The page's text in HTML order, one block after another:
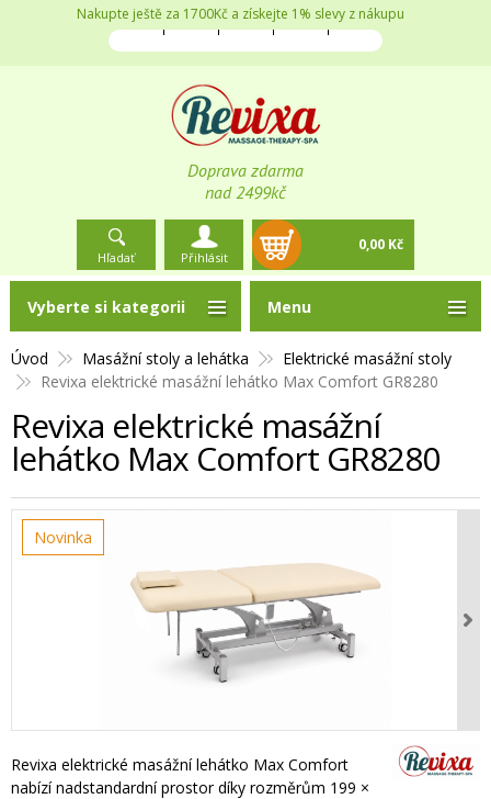
Doprava zdarma
nad 2499kč
Nakupte ještě za 1700Kč a získejte 1% slevy z nákupu
Hľadať Přihlásit
0,00 Kč
Úvod Masážní stoly a lehátka
Elektrické masážní stoly
Revixa elektrické masážní lehátko Max Comfort GR8280
Revixa elektrické masážní
lehátko Max Comfort GR8280
Novinka
Revixa elektrické masážní lehátko Max Comfort
nabízí nadstandardní prostor díky rozměrům 199 ×
Vyberte si kategorii Menu